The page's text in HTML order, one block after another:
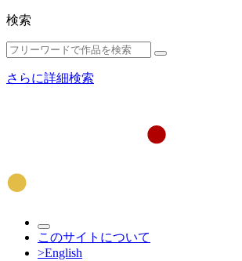
検索
さらに詳細検索
このサイトについて
>English